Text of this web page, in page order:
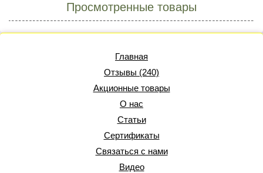
Просмотренные товары
Главная
Отзывы (240)
Акционные товары
О нас
Статьи
Сертификаты
Связаться с нами
Видео